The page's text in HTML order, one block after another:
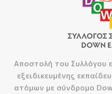
Αποστολή του Συλλόγου
εξειδικευμένης
ατόμων με σύνδρομο